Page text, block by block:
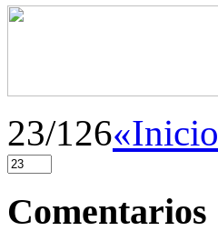
23/126«Inicio
Comentarios